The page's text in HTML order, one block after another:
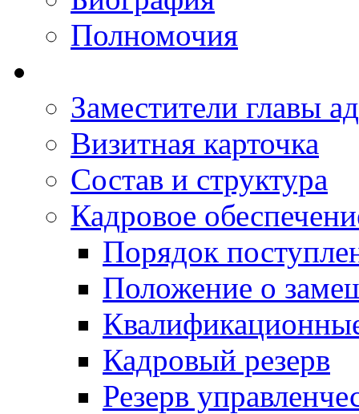
Полномочия
Заместители главы
Визитная карточка
Состав и структура
Кадровое
Порядок
Положение о
Кадровый резерв
Резерв